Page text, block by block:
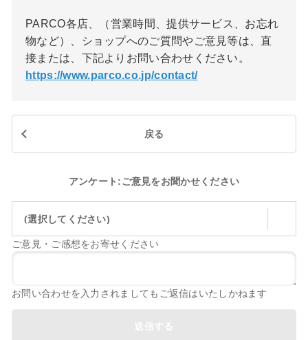
PARCO各店、（営業時間、提供サービス、お忘れ
物など）、ショップへのご質問やご意見等は、直
接または、下記よりお問い合わせください。
https://www.parco.co.jp/contact/
戻る
アンケート:ご意見をお聞かせください
(選択してください)
ご意見・ご感想をお寄せください
お問い合わせを入力されましてもご返信はいたしかねます